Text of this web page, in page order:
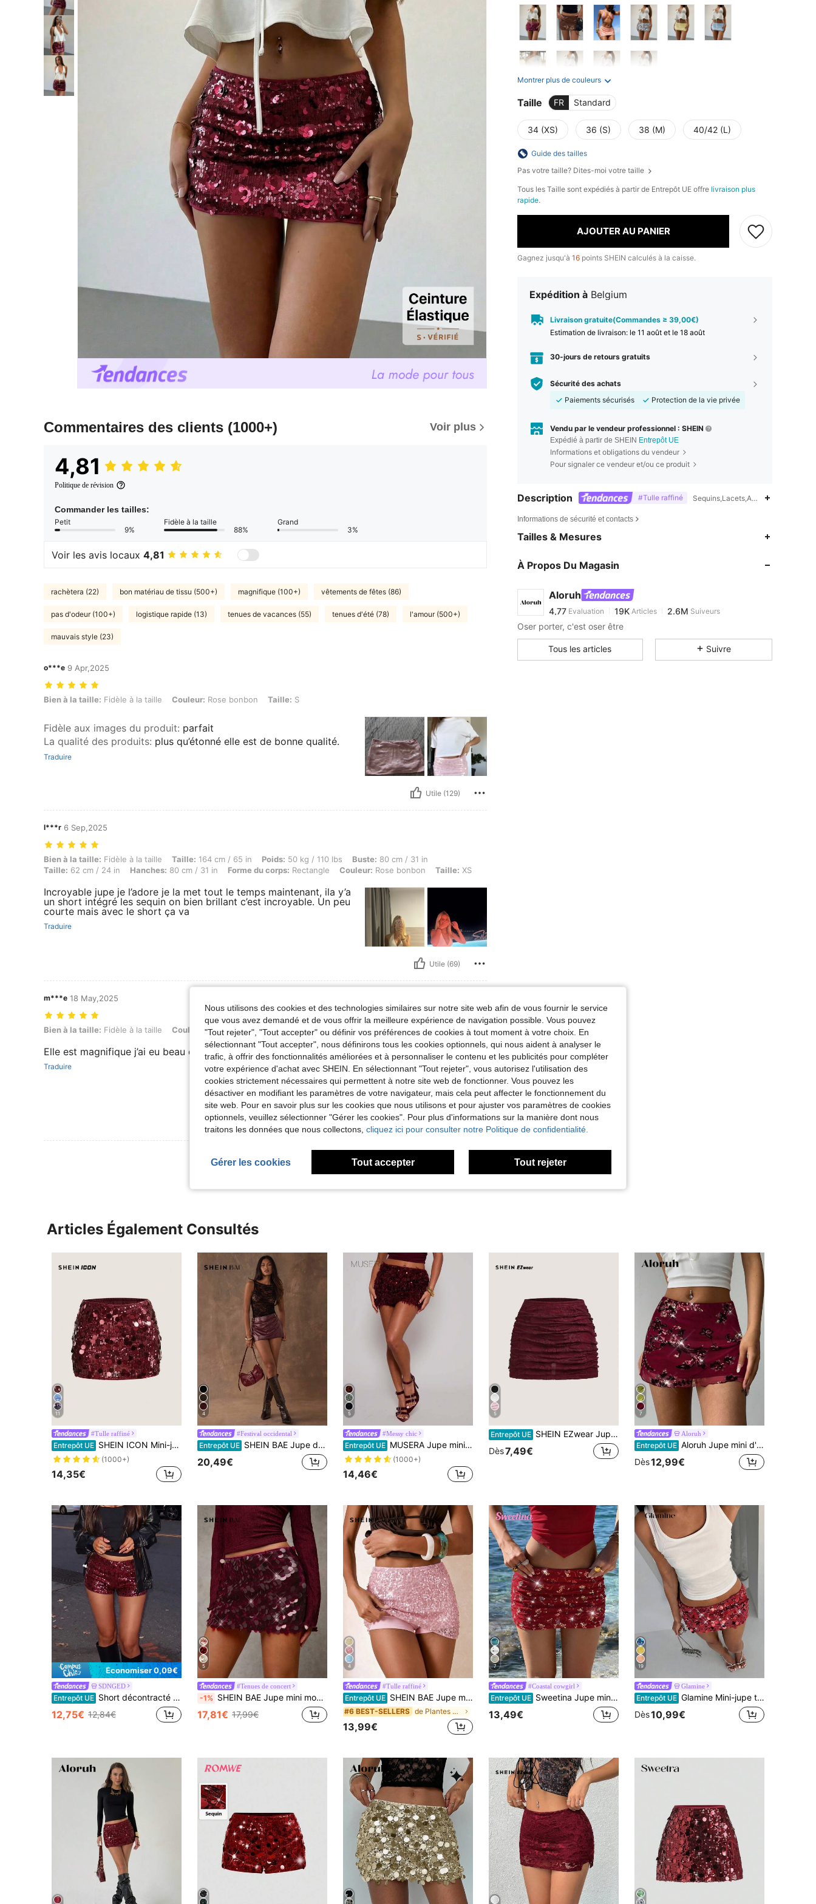
Commentaires des clients (1000+) Voir plus
4,81
Politique de révision
Commander les tailles:
Petit
9%
Fidèle à la taille
88%
Grand
3%
Voir les avis locaux 4,81
rachètera (22) bon matériau de tissu (500+) magnifique (100+) vêtements de fêtes (86)
pas d'odeur (100+) logistique rapide (13) tenues de vacances (55) tenues d'été (78) l'amour (500+)
mauvais style (23)
o***e 9 Apr,2025
Bien à la taille: Fidèle à la taille, Couleur: Rose bonbon, Taille: S
Bien à la taille: Fidèle à la taille Couleur: Rose bonbon Taille: S
Fidèle aux images du produit: parfait
La qualité des produits: plus qu’étonné elle est de bonne qualité.
Traduire
Utile (129)
l***r 6 Sep,2025
Bien à la taille: Fidèle à la taille, Taille: 164 cm / 65 in, Poids: 50 kg / 110 lbs, Buste: 80 cm / 31 in, Taille: 62 cm / 24 in, Hanches: 80 cm / 31 in, Forme du corps: Rectangle, Couleur: Rose bonbon, Taille: XS
Bien à la taille: Fidèle à la taille Taille: 164 cm / 65 in Poids: 50 kg / 110 lbs Buste: 80 cm / 31 in
Taille: 62 cm / 24 in Hanches: 80 cm / 31 in Forme du corps: Rectangle Couleur: Rose bonbon Taille: XS
Incroyable jupe je l’adore je la met tout le temps maintenant, ila y’a
un short intégré les sequin on bien brillant c’est incroyable. Un peu
courte mais avec le short ça va
Traduire
Utile (69)
m***e 18 May,2025
Bien à la taille: Fidèle à la taille, Couleur: Rose bonbon, Taille: XS
Bien à la taille: Fidèle à la taille Couleur:Rose bonbon Taille:XS
Elle est magnifique j’ai eu beau de compliments avec
Traduire
Utile (67)
Montrer plus de couleurs
Taille FR Standard
34 (XS) 36 (S) 38 (M) 40/42 (L)
Guide des tailles
Pas votre taille? Dites-moi votre taille
Tous les Taille sont expédiés à partir de Entrepôt UE offre livraison plus
rapide.
AJOUTER AU PANIER
Gagnez jusqu'à 16 points SHEIN calculés à la caisse.
Expédition à Belgium
Livraison gratuite(Commandes ≥ 39,00€)
Estimation de livraison: le 11 août et le 18 août
30-jours de retours gratuits
Sécurité des achats
Paiements sécurisés
Protection de la vie privée
Vendu par le vendeur professionnel : SHEIN
Expédié à partir de SHEIN Entrepôt UE
Informations et obligations du vendeur
Pour signaler ce vendeur et/ou ce produit
Description #Tulle raffiné Sequins,Lacets,Au Dos
Informations de sécurité et contacts
Tailles & Mesures
À Propos Du Magasin
Aloruh
4,77
19K
Evaluation 19KArticles
x***sest en train de naviguer
4,77
4,77
19K
2.6M
4,77
19K
2.6M
Oser porter, c'est oser être
Tous les articles Suivre
Articles Également Consultés
11
#Tulle raffiné
Entrepôt UE SHEIN ICON Mini-jupe moulante à taille haute ultra-courte
(1000+)
14,35€
4
#Festival occidental
Entrepôt UE SHEIN BAE Jupe décontractée minimaliste de couleur unie pour femmes
20,49€
5
#Messy chic
Entrepôt UE MUSERA Jupe mini texturée à paillettes Ibiza, convient pour l'été, les vacances, les clubs, les festivals, les fêtes pailletées, la Saint-Valentin, les vacances de printemps et les festivals
(1000+)
14,46€
5
Entrepôt UE SHEIN EZwear Jupe moulante en dentelle florale bordeaux à plusieurs couches, printemps/été pour femmes
Dès7,49€
7
Aloruh
Entrepôt UE Aloruh Jupe mini d'été à la mode avec broderie perlée
Dès12,99€
Économiser 0,09€
SDNGED
Entrepôt UE Short décontracté femme imprimé léopard avec perles et broderies, polyvalent pour toutes les saisons, vacances d'été, style bohème chic
12,75€ 12,84€
5
#Tenues de concert
-1% SHEIN BAE Jupe mini moulante femme avec patchwork de sequins de couleur unie
17,81€ 17,99€
4
#Tulle raffiné
Entrepôt UE SHEIN BAE Jupe mini élégante à paillettes pour femmes, adaptée aux fêtes
#6 BEST-SELLERS de Plantes Jupes pour femmes
13,99€
7
#Coastal cowgirl
Entrepôt UE Sweetina Jupe mini moulante sexy et scintillante à taille basse, bleue
13,49€
19
Glamine
Entrepôt UE Glamine Mini-jupe taille basse rouge foncé à paillettes et sequins mélangés, brillante et scintillante, style Y2K, pour l'été, rave, festival, club, soirée, anniversaire, cocktail, vacances et fête
Dès10,99€
Nous utilisons des cookies et des technologies similaires sur notre site web afin de vous fournir le service
que vous avez demandé et de vous offrir la meilleure expérience de navigation possible. Vous pouvez
"Tout rejeter", "Tout accepter" ou définir vos préférences de cookies à tout moment à votre choix. En
sélectionnant "Tout accepter", nous définirons tous les cookies optionnels, qui nous aident à analyser le
trafic, à offrir des fonctionnalités améliorées et à personnaliser le contenu et les publicités pour compléter
votre expérience d'achat avec SHEIN. En sélectionnant "Tout rejeter", vous autorisez l'utilisation des
cookies strictement nécessaires qui permettent à notre site web de fonctionner. Vous pouvez les
désactiver en modifiant les paramètres de votre navigateur, mais cela peut affecter le fonctionnement du
site web. Pour en savoir plus sur les cookies que nous utilisons et pour ajuster vos paramètres de cookies
optionnels, veuillez sélectionner "Gérer les cookies". Pour plus d'informations sur la manière dont nous
traitons les données que nous collectons, cliquez ici pour consulter notre Politique de confidentialité.
Gérer les cookies Tout accepter Tout rejeter